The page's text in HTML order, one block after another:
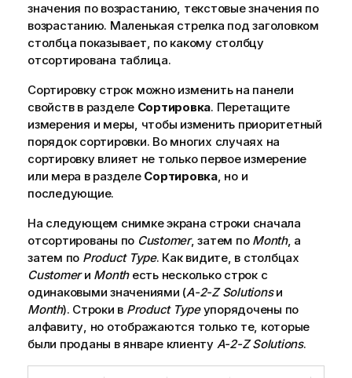
значения по возрастанию, текстовые значения по
возрастанию. Маленькая стрелка под заголовком
столбца показывает, по какому столбцу
отсортирована таблица.
Сортировку строк можно изменить на панели
свойств в разделе Сортировка. Перетащите
измерения и меры, чтобы изменить приоритетный
порядок сортировки. Во многих случаях на
сортировку влияет не только первое измерение
или мера в разделе Сортировка, но и
последующие.
На следующем снимке экрана строки сначала
отсортированы по Customer, затем по Month, а
затем по Product Type. Как видите, в столбцах
Customerи Monthесть несколько строк с
одинаковыми значениями (A-2-Z Solutionsи
Month). Строки в Product Typeупорядочены по
алфавиту, но отображаются только те, которые
были проданы в январе клиенту A-2-Z Solutions.